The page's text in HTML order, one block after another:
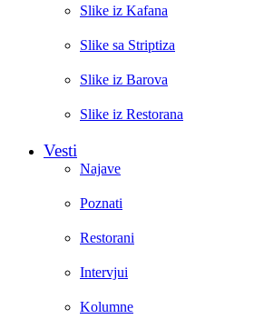
Slike iz Kafana
Slike sa Striptiza
Slike iz Barova
Slike iz Restorana
Vesti
Najave
Poznati
Restorani
Intervjui
Kolumne